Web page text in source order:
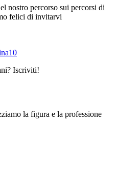
nostro percorso sui percorsi di
felici di invitarvi
10
Iscriviti!
la figura e la professione